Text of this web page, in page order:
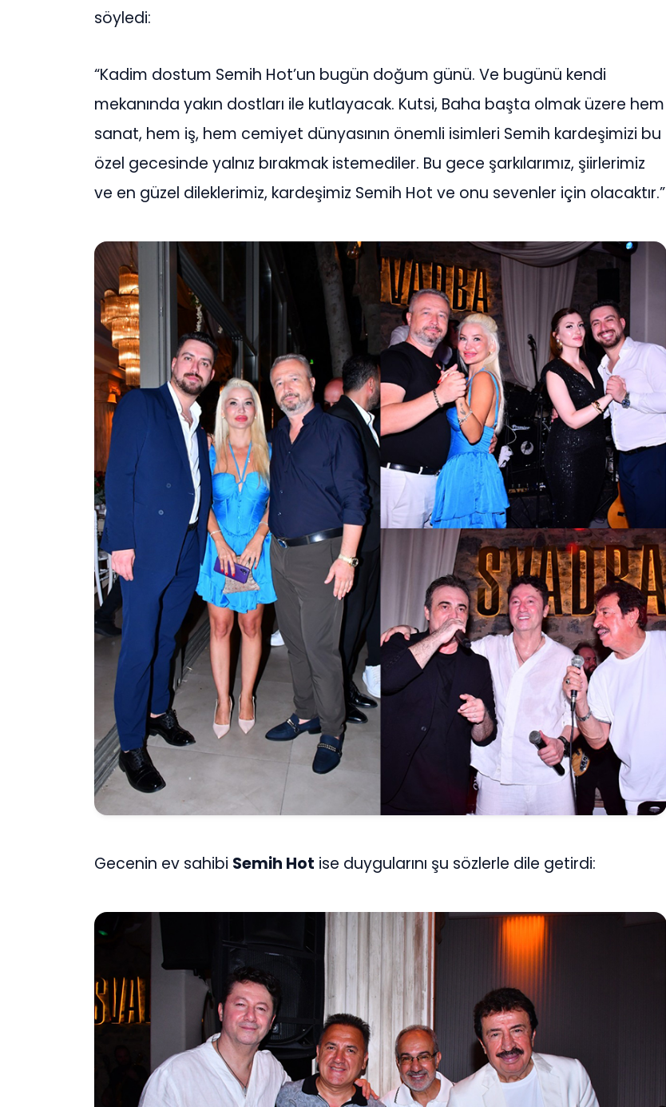
söyledi:
“Kadim dostum Semih Hot’un bugün doğum günü. Ve bugünü kendi
mekanında yakın dostları ile kutlayacak. Kutsi, Baha başta olmak üzere hem
sanat, hem iş, hem cemiyet dünyasının önemli isimleri Semih kardeşimizi bu
özel gecesinde yalnız bırakmak istemediler. Bu gece şarkılarımız, şiirlerimiz
ve en güzel dileklerimiz, kardeşimiz Semih Hot ve onu sevenler için olacaktır.”
Gecenin ev sahibi Semih Hot ise duygularını şu sözlerle dile getirdi: